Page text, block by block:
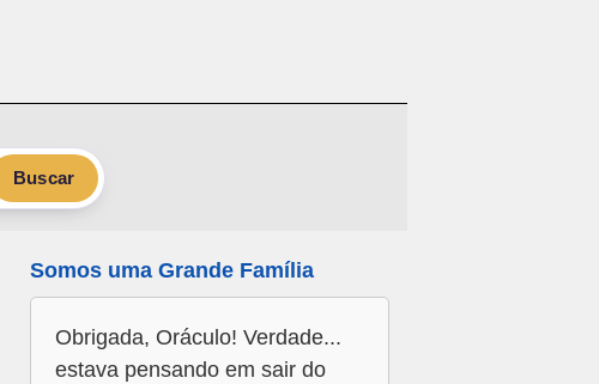
Buscar
Somos uma Grande Família
Obrigada, Oráculo! Verdade...
estava pensando em sair do